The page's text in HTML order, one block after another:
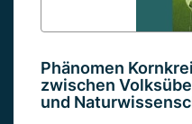
Phänomen
zwischen
und